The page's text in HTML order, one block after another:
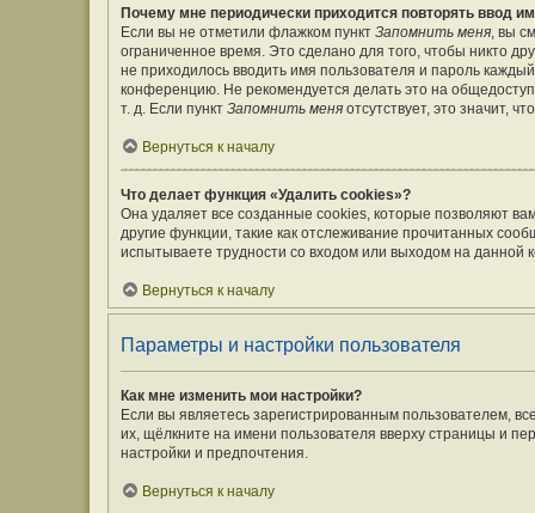
Почему мне периодически приходится повторять ввод
Если вы не отметили флажком пункт Запомнить меня, вы
ограниченное время. Это сделано для того, чтобы никто
не приходилось вводить имя пользователя и пароль
конференцию. Не рекомендуется делать это на
т. д. Если пункт Запомнить меня отсутствует, это значит,
Вернуться к началу
Что делает функция «Удалить cookies»?
Она удаляет все созданные cookies, которые позволяют
другие функции, такие как отслеживание прочитанных
испытываете трудности со входом или выходом на
Вернуться к началу
Параметры и настройки пользователя
Как мне изменить мои настройки?
Если вы являетесь зарегистрированным пользователем,
их, щёлкните на имени пользователя вверху страницы и
настройки и предпочтения.
Вернуться к началу